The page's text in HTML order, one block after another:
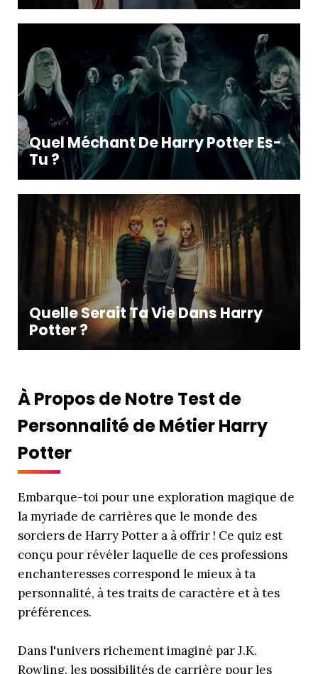
Quel Méchant De Harry Potter Es-
Tu ?
Quelle Serait Ta Vie Dans Harry
Potter ?
À Propos de Notre Test de
Personnalité de Métier Harry
Potter
Embarque-toi pour une exploration magique de
la myriade de carrières que le monde des
sorciers de Harry Potter a à offrir ! Ce quiz est
conçu pour révéler laquelle de ces professions
enchanteresses correspond le mieux à ta
personnalité, à tes traits de caractère et à tes
préférences.
Dans l'univers richement imaginé par J.K.
Rowling, les possibilités de carrière pour les